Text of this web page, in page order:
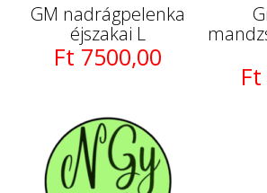
GM nadrágpelenka
éjszakai L
Ft 7500,00